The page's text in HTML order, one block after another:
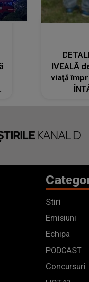
IVEALĂ
viaţă
Stiri
Emisiuni
Echipa
PODCAST
Concursuri